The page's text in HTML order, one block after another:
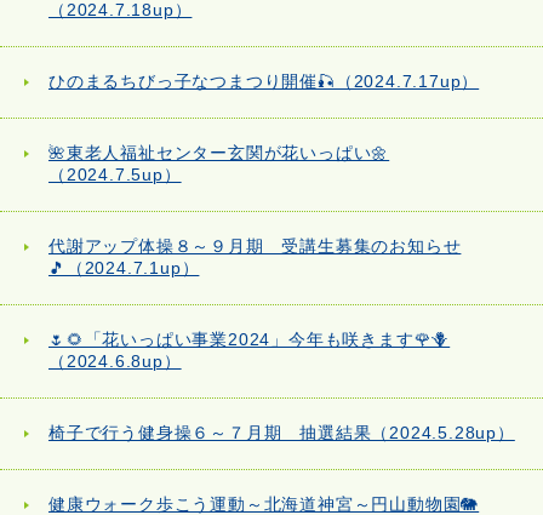
（2024.7.18up）
ひのまるちびっ子なつまつり開催🎣（2024.7.17up）
🌺東老人福祉センター玄関が花いっぱい🌼
（2024.7.5up）
代謝アップ体操８～９月期 受講生募集のお知らせ
🎵（2024.7.1up）
🌷🌻「花いっぱい事業2024」今年も咲きます🌹🪻
（2024.6.8up）
椅子で行う健身操６～７月期 抽選結果（2024.5.28up）
健康ウォーク歩こう運動～北海道神宮～円山動物園🐘